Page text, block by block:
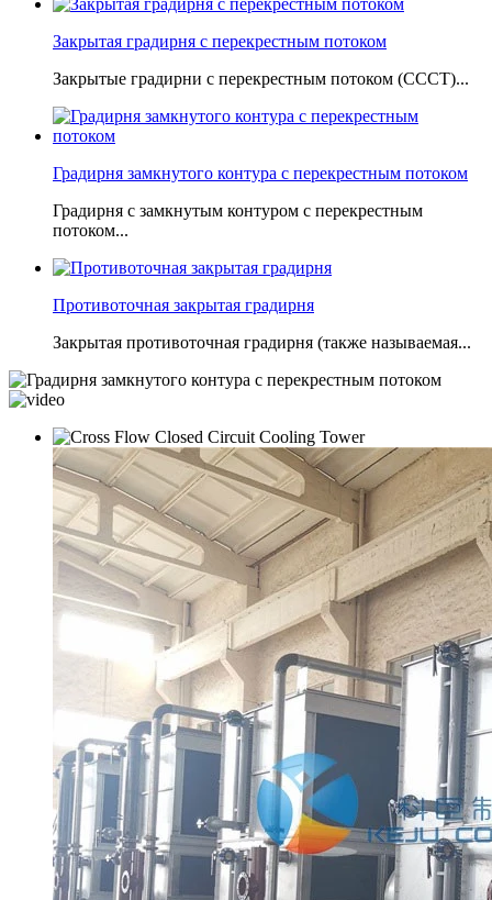
Закрытая градирня с перекрестным потоком
Закрытые градирни с перекрестным потоком (CCCT)...
Градирня замкнутого контура с перекрестным потоком
Градирня с замкнутым контуром с перекрестным
потоком...
Противоточная закрытая градирня
Закрытая противоточная градирня (также называемая...